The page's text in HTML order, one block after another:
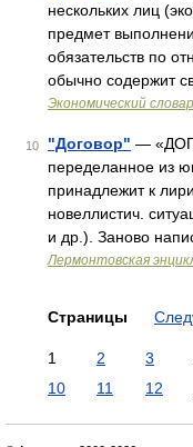
нескольких лиц
предмет
обязательств по
обычно содержит
Экономический
10 "Договор" —
переделанное из
принадлежит к
новеллистич.
и др.). Заново
Лермонтовская
Страницы
1 2 3
10
11 12